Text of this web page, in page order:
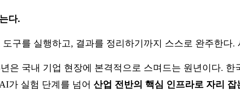
다.
구를 실행하고, 결과를 정리하기까지 스스로 완주한다
은 국내 기업 현장에 본격적으로 스며드는 원년이다.
가 실험 단계를 넘어 산업 전반의 핵심 인프라로 자리 잡